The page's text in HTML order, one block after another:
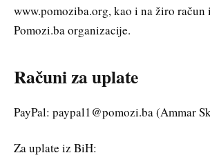
www.pomoziba.org, kao i na žiro račun
Pomozi.ba organizacije.
Računi za uplate
PayPal: paypal1@pomozi.ba (Ammar
Za uplate iz BiH: